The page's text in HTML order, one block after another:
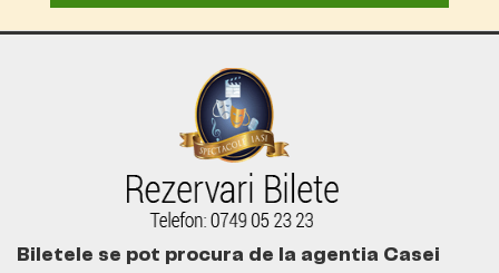
Biletele se pot procura de la agentia Casei